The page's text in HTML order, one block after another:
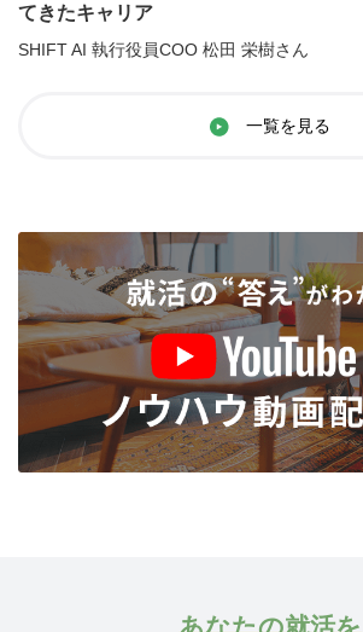
てきたキャリア
SHIFT AI 執行役員COO 松田 栄樹さん
一覧を見る